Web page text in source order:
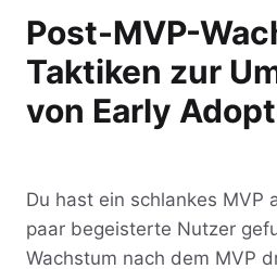
Post-MVP-
Taktiken zur
von Early
Du hast ein schlankes MVP
paar begeisterte Nutzer
Wachstum nach dem MVP